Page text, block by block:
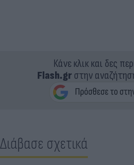
Κάνε κλικ και δες
Flash.grστην
Διάβασε σχετικά